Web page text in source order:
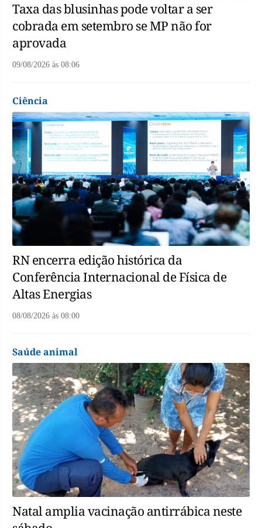
Taxa das blusinhas pode voltar a ser
cobrada em setembro se MP não for
aprovada
09/08/2026 às 08:06
Ciência
RN encerra edição histórica da
Conferência Internacional de Física de
Altas Energias
08/08/2026 às 08:00
Saúde animal
Natal amplia vacinação antirrábica neste